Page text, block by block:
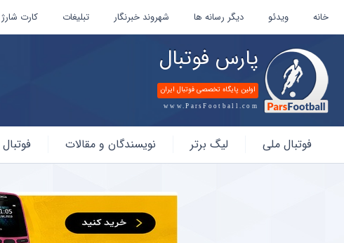
خانه ویدئو دیگر رسانه ها شهروند خبرنگار تبلیغات کارت شارژ
پارس فوتبال
اولین پایگاه تخصصی فوتبال ایران
www.ParsFootball.com
فوتبال
فوتبال ملی لیگ برتر نویسندگان و مقالات